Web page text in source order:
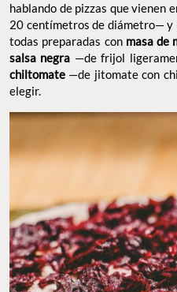
hablando de pizzas que vienen
20 centímetros de diámetro—
todas preparadas conmasa de
salsa negra —de frijol
chiltomate —de jitomate con
elegir.